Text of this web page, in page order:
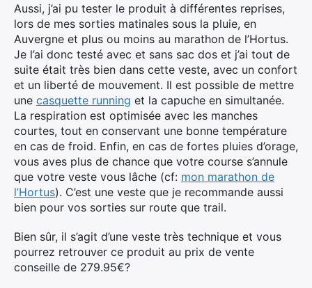
Aussi, j’ai pu tester le produit à différentes reprises,
lors de mes sorties matinales sous la pluie, en
Auvergne et plus ou moins au marathon de l’Hortus.
Je l’ai donc testé avec et sans sac dos et j’ai tout de
suite était très bien dans cette veste, avec un confort
et un liberté de mouvement. Il est possible de mettre
une casquette running et la capuche en simultanée.
La respiration est optimisée avec les manches
courtes, tout en conservant une bonne température
en cas de froid. Enfin, en cas de fortes pluies d’orage,
vous aves plus de chance que votre course s’annule
que votre veste vous lâche (cf: mon marathon de
l’Hortus). C’est une veste que je recommande aussi
bien pour vos sorties sur route que trail.
Bien sûr, il s’agit d’une veste très technique et vous
pourrez retrouver ce produit au prix de vente
conseille de 279.95€?